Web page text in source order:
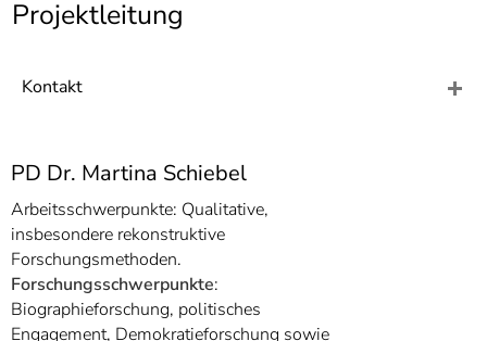
]
Informationen zur
Projektleitung
Kontakt
PD Dr. Martina Schiebel
Arbeitsschwerpunkte: Qualitative,
insbesondere rekonstruktive
Forschungsmethoden.
Forschungsschwerpunkte:
Biographieforschung, politisches
Engagement, Demokratieforschung sowie